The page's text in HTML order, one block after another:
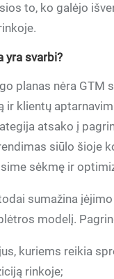
to, ko galėjo
yra svarbi?
planas nėra GTM
ir klientų
atsako į
siūlo šioje
sėkmę ir
sumažina
modelį.
kuriems reikia
rinkoje;